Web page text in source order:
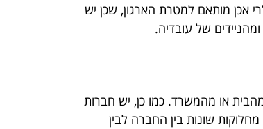
אכן מותאם למטרת הארגון, שכן יש
של עובדיה.
או מהמשרד. כמו כן, יש חברות
שונות בין החברה לבין